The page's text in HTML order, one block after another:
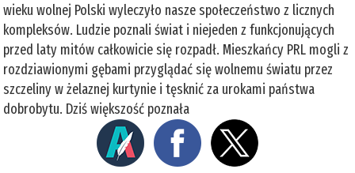
wieku wolnej Polski wyleczyło nasze społeczeństwo z licznych
kompleksów. Ludzie poznali świat i niejeden z funkcjonujących
przed laty mitów całkowicie się rozpadł. Mieszkańcy PRL mogli z
rozdziawionymi gębami przyglądać się wolnemu światu przez
szczeliny w żelaznej kurtynie i tęsknić za urokami państwa
dobrobytu. Dziś większość poznała